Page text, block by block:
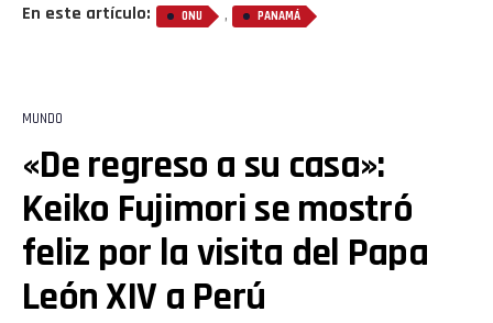
En este artículo: ONU , PANAMÁ
MUNDO
«De regreso a su casa»:
Keiko Fujimori se mostró
feliz por la visita del Papa
León XIV a Perú